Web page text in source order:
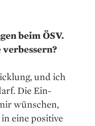
beim ÖSV.
verbessern?
und ich
Die Ein­
wünschen,
eine positive